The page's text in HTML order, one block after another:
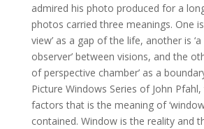
admired his photo produced for a
photos carried three meanings. One is
view’ as a gap of the life, another is
observer’ between visions, and the
of perspective chamber’ as a
Picture Windows Series of John
factors that is the meaning of
contained. Window is the reality and